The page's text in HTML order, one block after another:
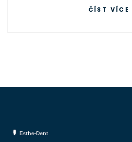
ČÍST VÍCE